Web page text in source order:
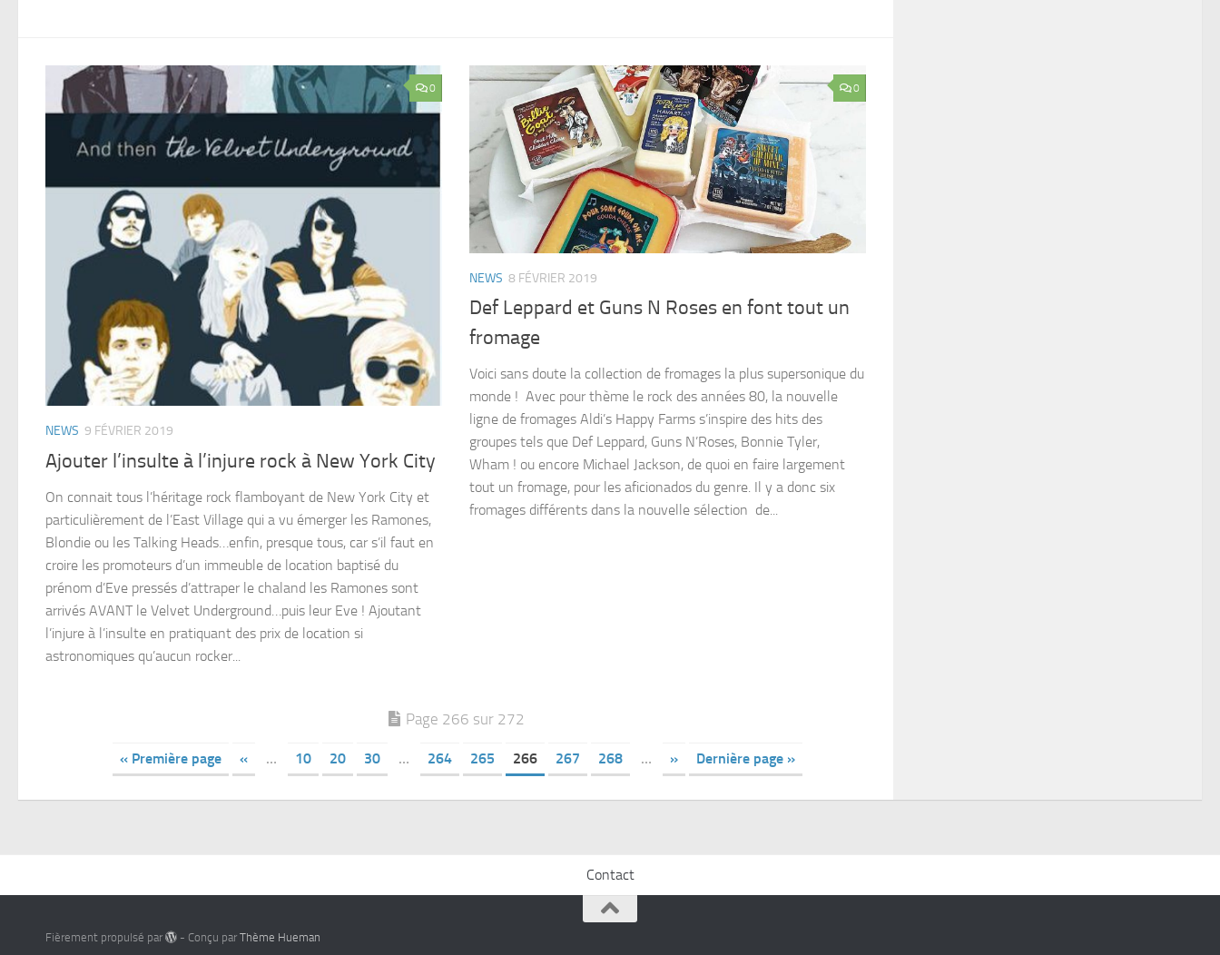
0
NEWS 9 FÉVRIER 2019
Ajouter l’insulte à l’injure rock à New York City
On connait tous l’héritage rock flamboyant de New York City et
particulièrement de l’East Village qui a vu émerger les Ramones,
Blondie ou les Talking Heads…enfin, presque tous, car s’il faut en
croire les promoteurs d’un immeuble de location baptisé du
prénom d’Eve pressés d’attraper le chaland les Ramones sont
arrivés AVANT le Velvet Underground…puis leur Eve ! Ajoutant
l’injure à l’insulte en pratiquant des prix de location si
astronomiques qu’aucun rocker...
0
NEWS 8 FÉVRIER 2019
Def Leppard et Guns N Roses en font tout un
fromage
Voici sans doute la collection de fromages la plus supersonique du
monde ! Avec pour thème le rock des années 80, la nouvelle
ligne de fromages Aldi’s Happy Farms s’inspire des hits des
groupes tels que Def Leppard, Guns N’Roses, Bonnie Tyler,
Wham ! ou encore Michael Jackson, de quoi en faire largement
tout un fromage, pour les aficionados du genre. Il y a donc six
fromages différents dans la nouvelle sélection de...
Page 266 sur 272
« Première page « … 10 20 30 … 264 265 266 267 268 … » Dernière page »
Contact
Fièrement propulsé par - Conçu parThème Hueman